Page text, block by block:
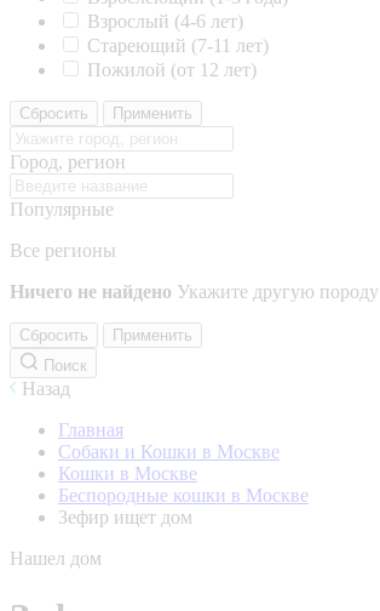
Взрослый (4-6 лет)
Стареющий (7-11 лет)
Пожилой (от 12 лет)
Сбросить Применить
Город, регион
Популярные
Все регионы
Ничего не найдено Укажите другую породу
Сбросить
Применить
Поиск
Назад
Главная
Собаки и Кошки в Москве
Кошки в Москве
Беспородные кошки в Москве
Зефир ищет дом
Нашел дом